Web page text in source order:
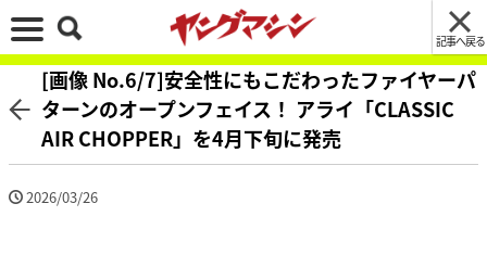
記事へ戻る
[画像 No.6/7]安全性にもこだわったファイヤーパ
ターンのオープンフェイス！ アライ「CLASSIC
AIR CHOPPER」を4月下旬に発売
2026/03/26